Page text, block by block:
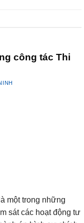
công tác Thi
một trong những
sát các hoạt động tư